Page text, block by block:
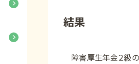
結果
障害厚生年金２級